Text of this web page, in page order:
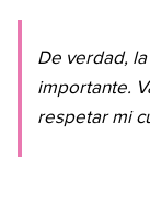
De verdad,
importante.
respetar mi